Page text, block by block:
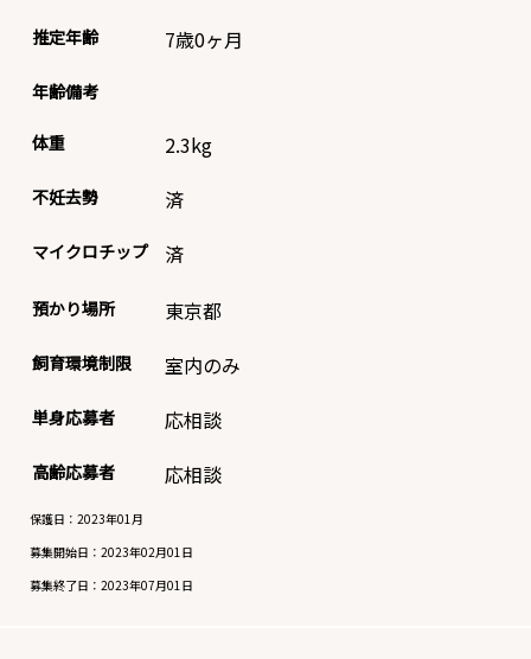
推定年齢 7歳0ヶ月
年齢備考
体重 2.3kg
不妊去勢 済
マイクロチップ 済
預かり場所 東京都
飼育環境制限 室内のみ
単身応募者 応相談
高齢応募者 応相談
保護日：2023年01月
募集開始日： 2023年02月01日
募集終了日： 2023年07月01日